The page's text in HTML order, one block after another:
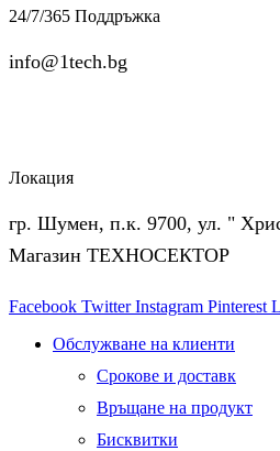
24/7/365 Поддръжка
info@1tech.bg
Локация
гр. Шумен, п.к. 9700, ул. "
Магазин ТЕХНОСЕКТОР
Facebook Twitter Instagram Pinterest
Обслужване на клиенти
Срокове и доставк
Връщане на продукт
Бисквитки